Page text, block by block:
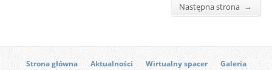
Następna strona →
Strona główna Aktualności Wirtualny spacer
Galeria